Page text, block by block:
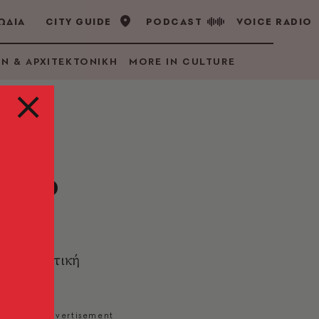
CITY GUIDE PODCAST VOICE RADIO
& ΑΡΧΙΤΕΚΤΟΝΙΚΗ MORE IN CULTURE